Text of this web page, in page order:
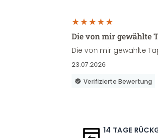
Die von mir gewählte
Die von mir gewählte
23.07.2026
Verifizierte Bewertung
14 TAGE